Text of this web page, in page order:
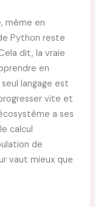
même en
Python reste
dit, la vraie
en
langage est
vite et
a ses
calcul
de
vaut mieux que